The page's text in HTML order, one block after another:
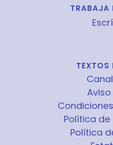
TRABAJA
TEXTOS
Aviso
Política de
Política